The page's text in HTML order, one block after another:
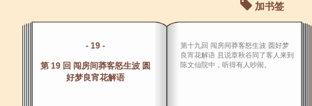
加书签
- 19 -
第 19 回 闯房间莽客怒生波 圆
好梦良宵花解语
第十九回 闯房间莽客怒生波 圆好梦
良宵花解语 且说章秋谷同了客人来到
陈文仙院中，听得有人吵闹。